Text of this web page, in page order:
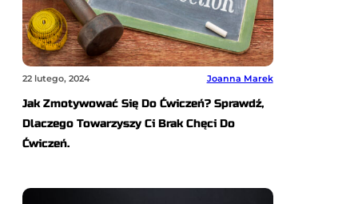
22 lutego, 2024 Joanna Marek
Jak Zmotywować Się Do Ćwiczeń? Sprawdź,
Dlaczego Towarzyszy Ci Brak Chęci Do
Ćwiczeń.